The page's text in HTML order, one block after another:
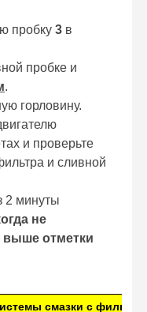
пробку 3 в
пробке и
.
горловину.
и проверьте
и сливной
2 минуты
не
выше отметки
смазки с